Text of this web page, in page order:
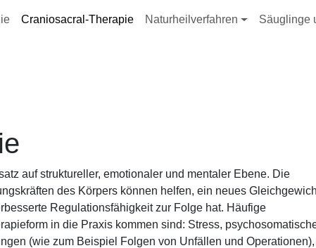
Craniosacral-Therapie Naturheilverfahren Säuglinge
auf struktureller, emotionaler und mentaler Ebene. Die
des Körpers können helfen, ein neues
Regulationsfähigkeit zur Folge hat. Häufige
in die Praxis kommen sind: Stress,
(wie zum Beispiel Folgen von Unfällen und Operationen),